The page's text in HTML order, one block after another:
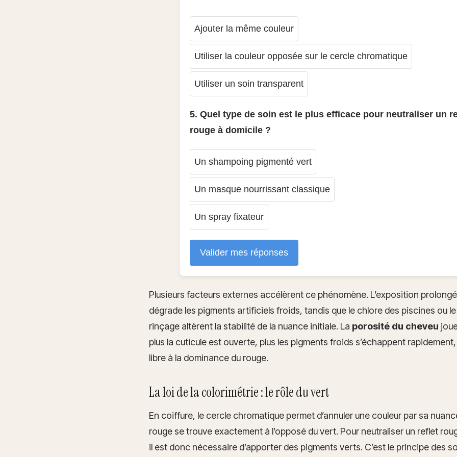
Ajouter la même couleur
Utiliser la couleur opposée sur le cercle chromatique
Utiliser un soin transparent
5. Quel type de soin est le plus efficace pour neutraliser un
rouge à domicile ?
Un shampoing pigmenté vert
Un masque nourrissant classique
Un spray fixateur
Valider mes réponses
Plusieurs facteurs externes accélèrent ce phénomène. L’exposition
dégrade les pigments artificiels froids, tandis que le chlore des piscines ou le
rinçage altèrent la stabilité de la nuance initiale. La porosité du cheveu
plus la cuticule est ouverte, plus les pigments froids s’échappent
libre à la dominance du rouge.
La loi de la colorimétrie : le rôle du vert
En coiffure, le cercle chromatique permet d’annuler une couleur par sa
rouge se trouve exactement à l’opposé du vert. Pour neutraliser un reflet
il est donc nécessaire d’apporter des pigments verts. C’est le principe des